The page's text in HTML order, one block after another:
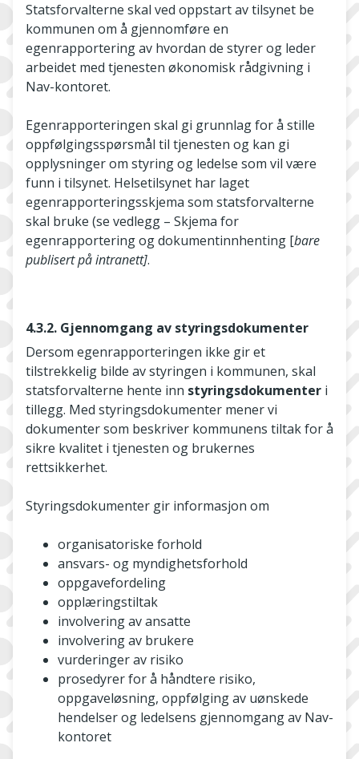
Statsforvalterne skal ved oppstart av tilsynet be
kommunen om å gjennomføre en
egenrapportering av hvordan de styrer og leder
arbeidet med tjenesten økonomisk rådgivning i
Nav-kontoret.
Egenrapporteringen skal gi grunnlag for å stille
oppfølgingsspørsmål til tjenesten og kan gi
opplysninger om styring og ledelse som vil være
funn i tilsynet. Helsetilsynet har laget
egenrapporteringsskjema som statsforvalterne
skal bruke (se vedlegg – Skjema for
egenrapportering og dokumentinnhenting [bare
publisert på intranett].
4.3.2. Gjennomgang av styringsdokumenter
Dersom egenrapporteringen ikke gir et
tilstrekkelig bilde av styringen i kommunen, skal
statsforvalterne hente inn styringsdokumenter i
tillegg. Med styringsdokumenter mener vi
dokumenter som beskriver kommunens tiltak for å
sikre kvalitet i tjenesten og brukernes
rettsikkerhet.
Styringsdokumenter gir informasjon om
organisatoriske forhold
ansvars- og myndighetsforhold
oppgavefordeling
opplæringstiltak
involvering av ansatte
involvering av brukere
vurderinger av risiko
prosedyrer for å håndtere risiko,
oppgaveløsning, oppfølging av uønskede
hendelser og ledelsens gjennomgang av Nav-
kontoret